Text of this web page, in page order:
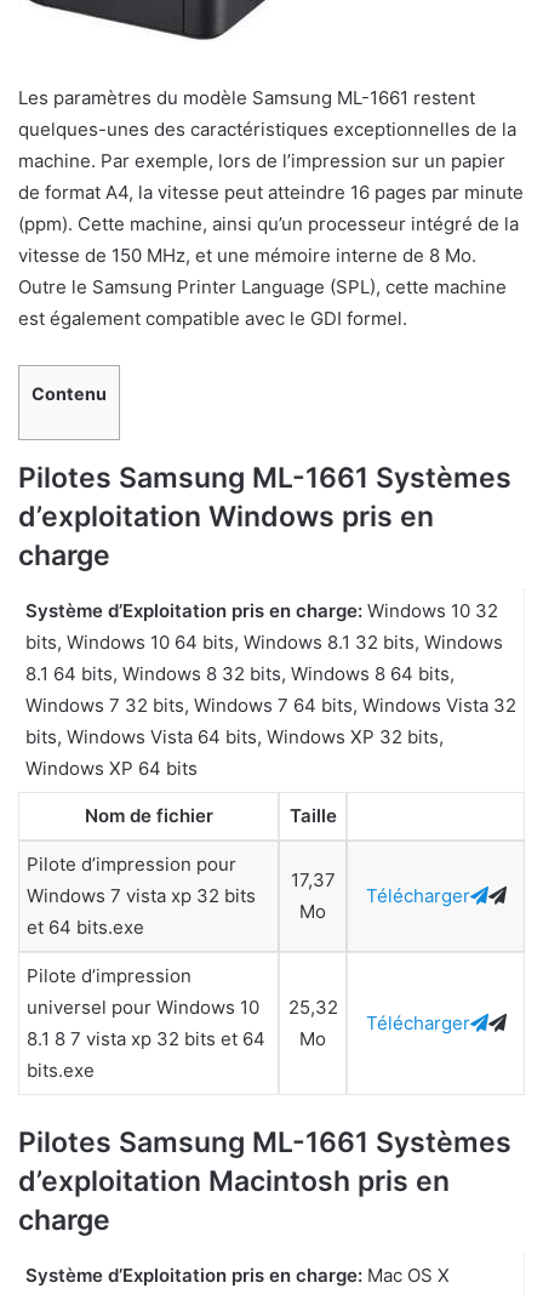
Les paramètres du modèle Samsung ML-1661 restent
quelques-unes des caractéristiques exceptionnelles de la
machine. Par exemple, lors de l’impression sur un papier
de format A4, la vitesse peut atteindre 16 pages par minute
(ppm). Cette machine, ainsi qu’un processeur intégré de la
vitesse de 150 MHz, et une mémoire interne de 8 Mo.
Outre le Samsung Printer Language (SPL), cette machine
est également compatible avec le GDI formel.
Contenu
Pilotes Samsung ML-1661 Systèmes
d’exploitation Windows pris en
charge
Système d’Exploitation pris en charge: Windows 10 32
bits, Windows 10 64 bits, Windows 8.1 32 bits, Windows
8.1 64 bits, Windows 8 32 bits, Windows 8 64 bits,
Windows 7 32 bits, Windows 7 64 bits, Windows Vista 32
bits, Windows Vista 64 bits, Windows XP 32 bits,
Windows XP 64 bits
Nom de fichier Taille
Pilote d’impression pour
Windows 7 vista xp 32 bits
et 64 bits.exe
17,37
Mo
Télécharger
Pilote d’impression
universel pour Windows 10
8.1 8 7 vista xp 32 bits et 64
bits.exe
25,32
Mo
Télécharger
Pilotes Samsung ML-1661 Systèmes
d’exploitation Macintosh pris en
charge
Système d’Exploitation pris en charge: Mac OS X